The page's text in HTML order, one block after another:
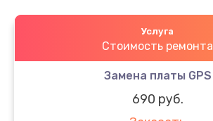
Услуга
Стоимость ремонта
Замена платы GPS
690 руб.